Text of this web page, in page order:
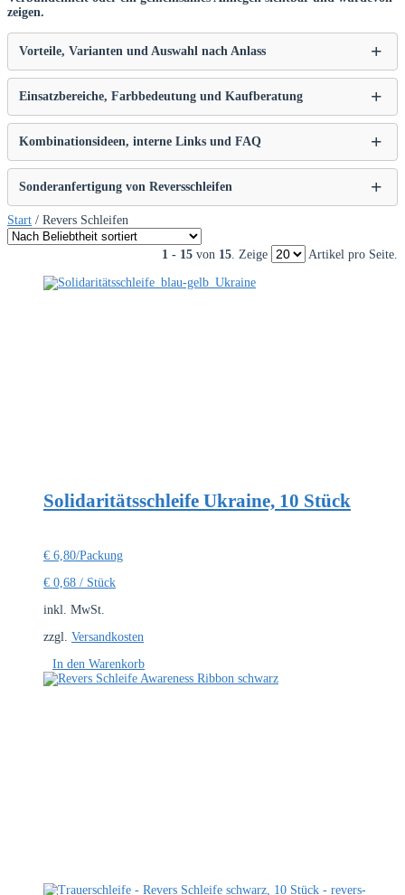
zeigen.
Vorteile, Varianten und Auswahl nach Anlass
Einsatzbereiche, Farbbedeutung und Kaufberatung
Kombinationsideen, interne Links und FAQ
Sonderanfertigung von Reversschleifen
Start / Revers Schleifen
1 - 15 von 15 . Zeige Artikel pro Seite.
Solidaritätsschleife Ukraine, 10 Stück
€ 6,80/Packung
€ 0,68 / Stück
inkl. MwSt.
zzgl. Versandkosten
In den Warenkorb